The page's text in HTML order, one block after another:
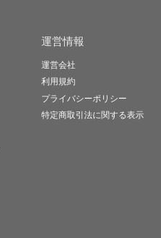
運営情報
運営会社
利用規約
プライバシーポリシー
特定商取引法に関する表示